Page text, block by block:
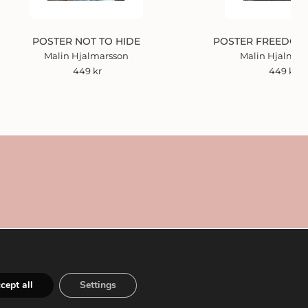
POSTER NOT TO HIDE
Malin Hjalmarsson
449 kr
POSTER
Malin
449 kr
all Settings